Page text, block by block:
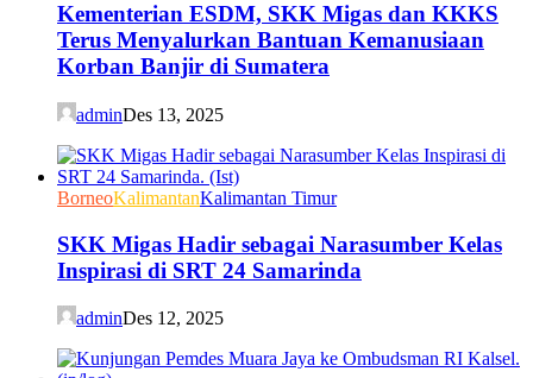
Kementerian ESDM, SKK Migas dan KKKS
Terus Menyalurkan Bantuan Kemanusiaan
Korban Banjir di Sumatera
adminDes 13, 2025
BorneoKalimantanKalimantan Timur
SKK Migas Hadir sebagai Narasumber Kelas
Inspirasi di SRT 24 Samarinda
adminDes 12, 2025